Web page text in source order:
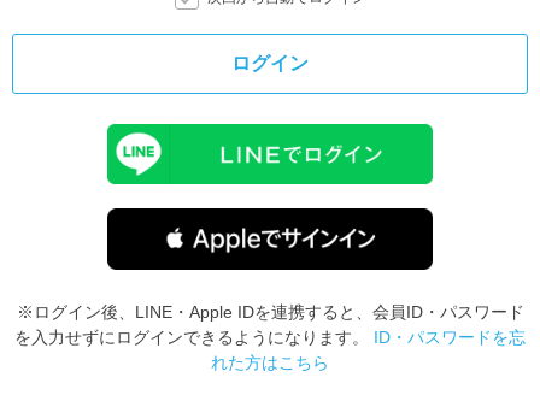
ログイン
※ログイン後、LINE・Apple IDを連携すると、会員ID・パスワード
を入力せずにログインできるようになります。 ID・パスワードを忘
れた方はこちら